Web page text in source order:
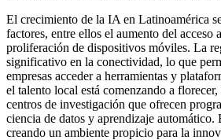
El crecimiento de la IA en Latinoamérica
factores, entre ellos el aumento del acceso
proliferación de dispositivos móviles. La
significativo en la conectividad, lo que
empresas acceder a herramientas y
el talento local está comenzando a
centros de investigación que ofrecen
ciencia de datos y aprendizaje automático.
creando un ambiente propicio para la